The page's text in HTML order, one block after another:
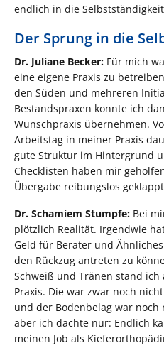
endlich in die
Der Sprung in die
Dr. Juliane Becker: Für mich
eine eigene Praxis zu
den Süden und mehreren
Bestandspraxen konnte ich
Wunschpraxis übernehmen.
Arbeitstag in meiner Praxis
gute Struktur im Hintergrund
Checklisten haben mir
Übergabe reibungslos
Dr. Schamiem Stumpfe: Bei
plötzlich Realität. Irgendwie
Geld für Berater und
den Rückzug antreten zu
Schweiß und Tränen stand ich
Praxis. Die war zwar noch
und der Bodenbelag war
aber ich dachte nur: Endlich
meinen Job als